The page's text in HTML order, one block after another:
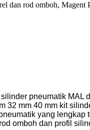
dan rod omboh, Magent
pneumatik
32 mm 40 mm kit
yang
omboh dan profil